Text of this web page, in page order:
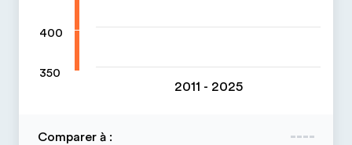
400
350
2011 - 2025
Comparer à :